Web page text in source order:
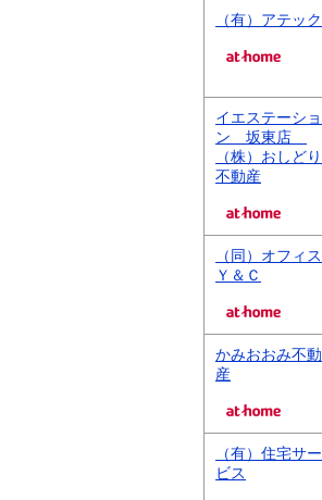
（有）アテック
イエステーショ
ン 坂東店
（株）おしどり
不動産
（同）オフィス
Ｙ＆Ｃ
かみおおみ不動
産
（有）住宅サー
ビス